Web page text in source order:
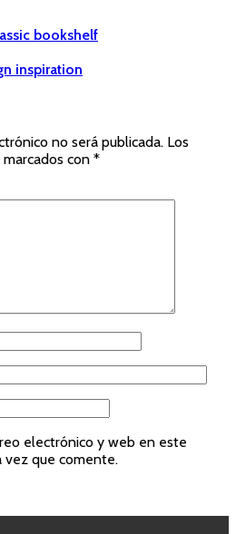
bookshelf
inspiration
no será publicada. Los
con *
electrónico y web en este
vez que comente.